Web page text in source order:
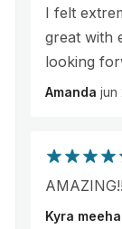
I felt
great with
looking
Amanda jun
Kyra